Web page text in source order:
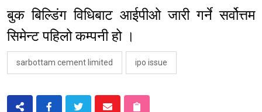
बुक बिल्डिंग विधिबाट आईपीओ जारी गर्ने सर्वोत्तम
सिमेन्ट पहिलो कम्पनी हो ।
sarbottam cement limited ipo issue